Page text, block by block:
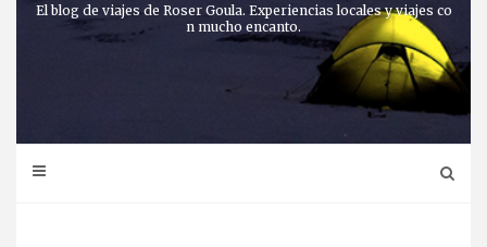
El blog de viajes de Roser Goula. Experiencias locales y viajes co
n mucho encanto.